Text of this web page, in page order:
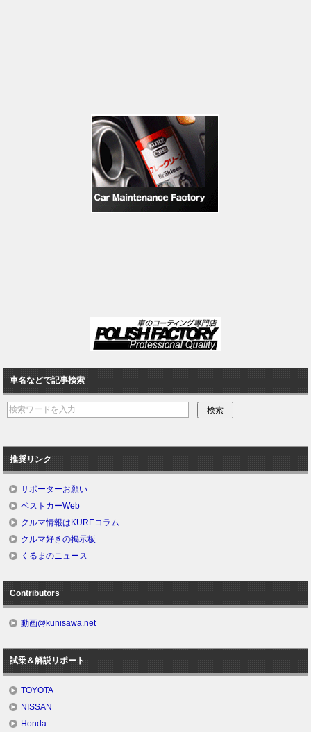
車名などで記事検索
推奨リンク
サポーターお願い
ベストカーWeb
クルマ情報はKUREコラム
クルマ好きの掲示板
くるまのニュース
Contributors
動画@kunisawa.net
試乗＆解説リポート
TOYOTA
NISSAN
Honda